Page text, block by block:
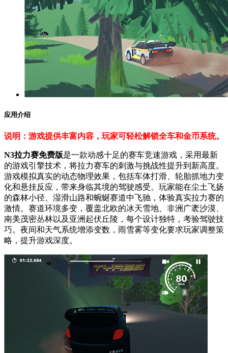
应用介绍
说明：游戏提供丰富内容，玩家可轻松解锁全车和金币系统。
N3拉力赛免费版是一款动感十足的赛车竞速游戏，采用最新
的游戏引擎技术，将拉力赛车的刺激与挑战性提升到新高度。
游戏模拟真实的动态物理效果，包括车体打滑、轮胎抓地力变
化和悬挂反应，带来身临其境的驾驶感受。玩家能在尘土飞扬
的森林小径、湿滑山路和蜿蜒赛道中飞驰，体验真实拉力赛的
激情。赛道环境多变，覆盖北欧的冰天雪地、非洲广袤沙漠、
南美茂密丛林以及亚洲起伏丘陵，每个设计独特，考验驾驶技
巧。夜间和天气系统增添变数，雨雪雾等变化要求玩家调整策
略，提升游戏深度。